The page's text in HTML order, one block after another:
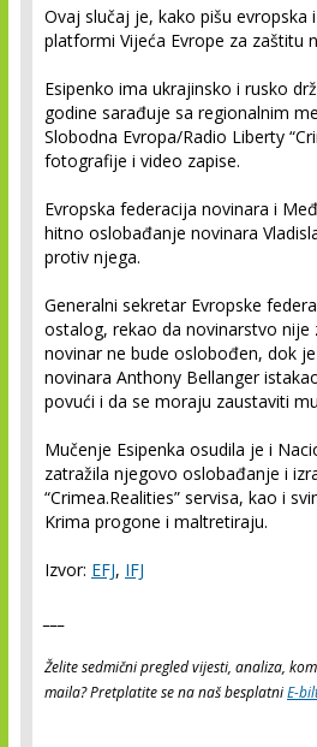
Ovaj slučaj je, kako pišu
platformi Vijeća Evrope za zaštitu
Esipenko ima ukrajinsko i rusko
godine sarađuje sa regionalnim
Slobodna Evropa/Radio Liberty
fotografije i video zapise.
Evropska federacija novinara i
hitno oslobađanje novinara
protiv njega.
Generalni sekretar Evropske
ostalog, rekao da novinarstvo nije
novinar ne bude oslobođen, dok
novinara Anthony Bellanger
povući i da se moraju zaustaviti
Mučenje Esipenka osudila je i
zatražila njegovo oslobađanje i
“Crimea.Realities” servisa, kao i
Krima progone i maltretiraju.
Izvor: EFJ, IFJ
Želite sedmični pregled vijesti, analiza,
maila? Pretplatite se na naš besplatniE-